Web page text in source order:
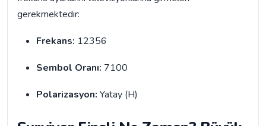
gerekmektedir:
Frekans: 12356
Sembol Oranı: 7100
Polarizasyon: Yatay (H)